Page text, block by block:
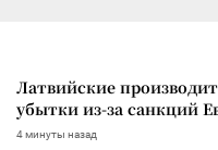
Латвийские
убытки из-за санкций
4 минуты назад